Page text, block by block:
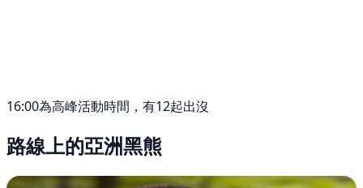
16:00為高峰活動時間，有12起出沒
路線上的亞洲黑熊